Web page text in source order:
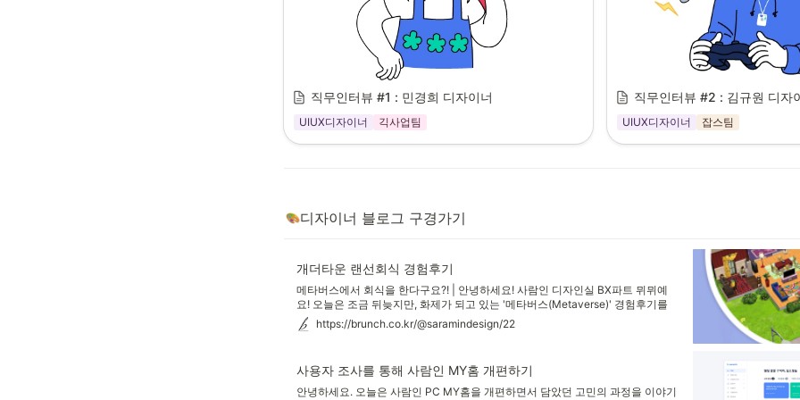
직무인터뷰 #1 : 민경희 디자이너
UIUX디자이너 긱사업팀
직무인터뷰 #2 : 김규원 디자
UIUX디자이너 잡스팀
디자이너 블로그 구경가기
개더타운 랜선회식 경험후기
메타버스에서 회식을 한다구요?! | 안녕하세요! 사람인 디자인실 BX파트 뮈뮈예
요! 오늘은 조금 뒤늦지만, 화제가 되고 있는 '메타버스(Metaverse)' 경험후기를
적어볼까합니다. 메타버스 관련 플랫폼이 몇가지 있는데, 그 중 '개더타운'
gather.town 을 이용해 랜선회식을 하게되었어요. 코시국!!! 함께 모이기 힘들잖아
https://brunch.co.kr/@saramindesign/22
사용자 조사를 통해 사람인 MY홈 개편하기
안녕하세요. 오늘은 사람인 PC MY홈을 개편하면서 담았던 고민의 과정을 이야기